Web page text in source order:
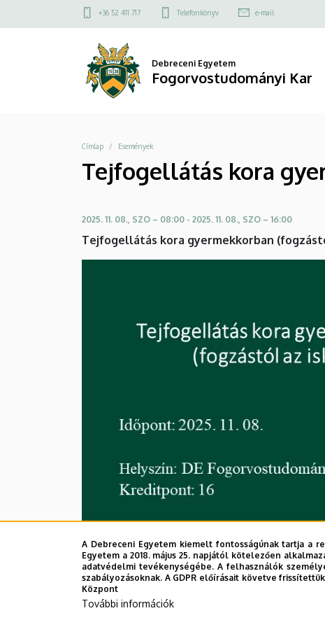
Tejfogellátás
gyermekkorban
(fogzástól
iskoláig)
Fogorvostudományi
a
Felső
menü
+36 52 411 717 Telefonkönyv e-mail
Debreceni Egyetem
Fogorvostudományi Kar
Morzsa
Címlap Események
Tejfogellátás kora
2025. 11. 08., SZO – 08:00 - 2025. 11. 08., SZO – 16:00
Tejfogellátás kora gyermekkorban
A Debreceni Egyetem kiemelt fontosságúnak tartja a
Egyetem a 2018. május 25. napjától kötelezően
adatvédelmi tevékenységébe. A felhasználók
szabályozásoknak. A GDPR előírásait követve
Központ
További információk